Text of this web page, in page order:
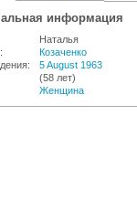
информация
Наталья
Козаченко
5 August 1963
(58 лет)
Женщина